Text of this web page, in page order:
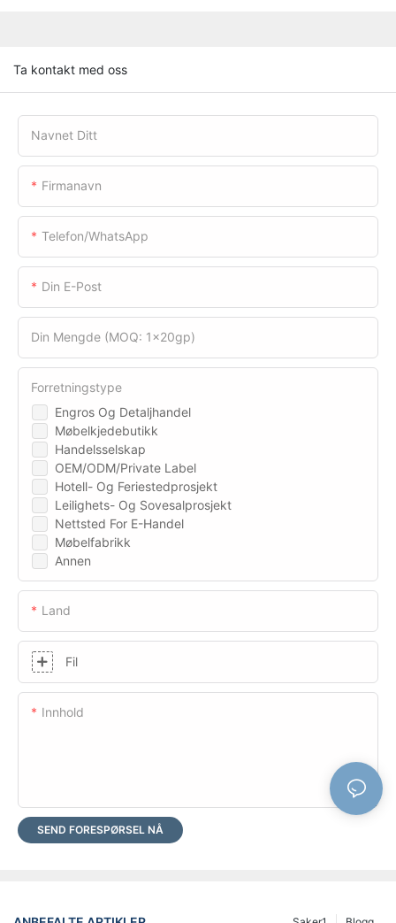
Ta kontakt med oss
Navnet Ditt
Firmanavn
Telefon/WhatsApp
Din E-Post
Din Mengde (MOQ: 1x20gp)
Engros Og Detaljhandel
Møbelkjedebutikk
Handelsselskap
OEM/ODM/Private Label
Hotell- Og Feriestedprosjekt
Leilighets- Og Sovesalprosjekt
Nettsted For E-Handel
Møbelfabrikk
Annen
Forretningstype
Land
Fil
Innhold
SEND FORESPØRSEL NÅ